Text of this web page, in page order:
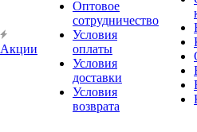
Акции
Оптовое
сотрудничество
Условия
оплаты
Условия
доставки
Условия
возврата